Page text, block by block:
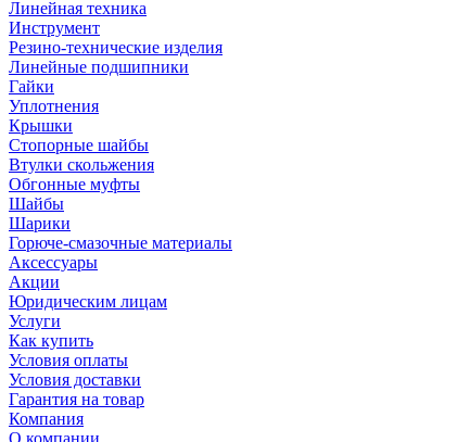
Линейная техника
Инструмент
Резино-технические изделия
Линейные подшипники
Гайки
Уплотнения
Крышки
Стопорные шайбы
Втулки скольжения
Обгонные муфты
Шайбы
Шарики
Горюче-смазочные материалы
Аксессуары
Акции
Юридическим лицам
Услуги
Как купить
Условия оплаты
Условия доставки
Гарантия на товар
Компания
О компании